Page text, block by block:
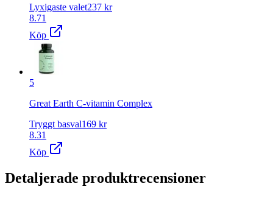
Lyxigaste valet237 kr
8.71
Köp
5
Great Earth C-vitamin Complex
Tryggt basval169 kr
8.31
Köp
Detaljerade produktrecensioner